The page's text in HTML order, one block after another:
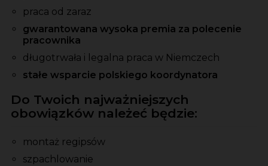
praca od zaraz
gwarantowana wysoka premia za polecenie
pracownika
długotrwała i legalna praca w Niemczech
stałe wsparcie polskiego koordynatora
Do Twoich najważniejszych
obowiązków należeć będzie:
montaż regipsów
szpachlowanie